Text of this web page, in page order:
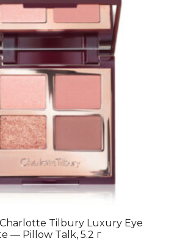
Tilbury Luxury Eye
— Pillow Talk, 5.2 г